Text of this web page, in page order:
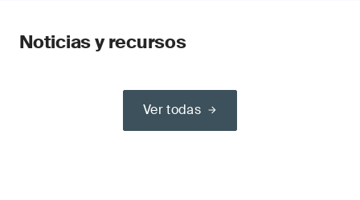
Noticias y recursos
Ver todas